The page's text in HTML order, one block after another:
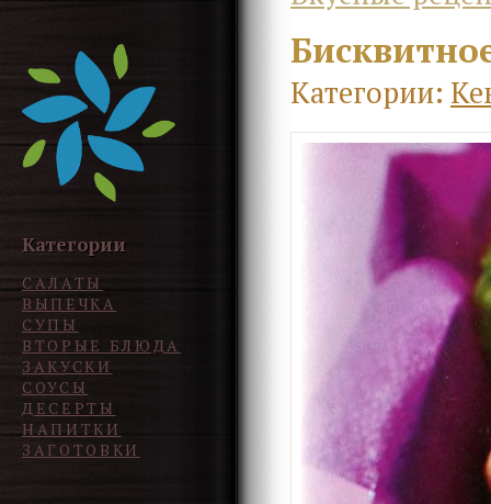
Категории
САЛАТЫ
ВЫПЕЧКА
СУПЫ
ВТОРЫЕ БЛЮДА
ЗАКУСКИ
СОУСЫ
ДЕСЕРТЫ
НАПИТКИ
ЗАГОТОВКИ
Категории: